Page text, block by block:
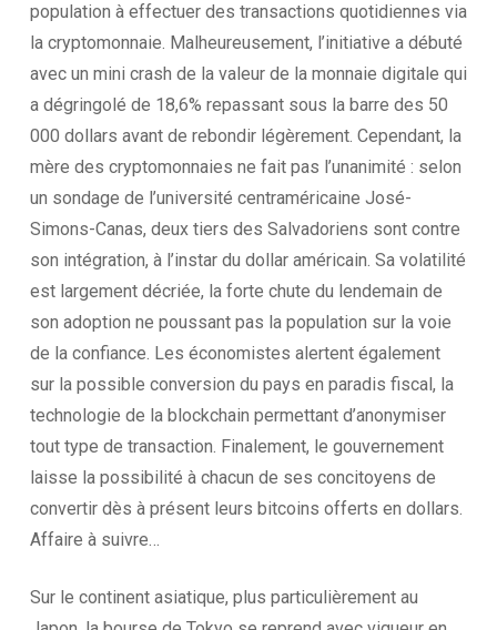
population à effectuer des transactions quotidiennes via
la cryptomonnaie. Malheureusement, l’initiative a débuté
avec un mini crash de la valeur de la monnaie digitale qui
a dégringolé de 18,6% repassant sous la barre des 50
000 dollars avant de rebondir légèrement. Cependant, la
mère des cryptomonnaies ne fait pas l’unanimité : selon
un sondage de l’université centraméricaine José-
Simons-Canas, deux tiers des Salvadoriens sont contre
son intégration, à l’instar du dollar américain. Sa volatilité
est largement décriée, la forte chute du lendemain de
son adoption ne poussant pas la population sur la voie
de la confiance. Les économistes alertent également
sur la possible conversion du pays en paradis fiscal, la
technologie de la blockchain permettant d’anonymiser
tout type de transaction. Finalement, le gouvernement
laisse la possibilité à chacun de ses concitoyens de
convertir dès à présent leurs bitcoins offerts en dollars.
Affaire à suivre…
Sur le continent asiatique, plus particulièrement au